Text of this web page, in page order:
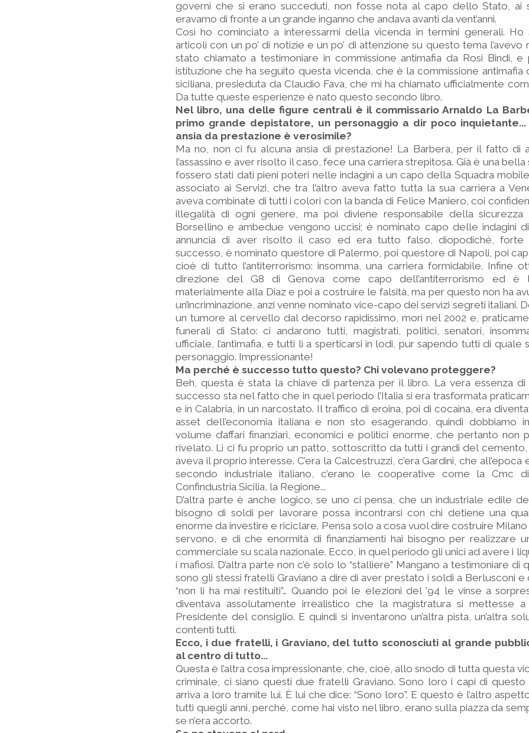
governi che si erano succeduti, non fosse nota al capo dello Stato, ai
eravamo di fronte a un grande inganno che andava avanti da vent’anni.
Così ho cominciato a interessarmi della vicenda in termini generali. Ho
articoli con un po’ di notizie e un po’ di attenzione su questo tema l’avevo
stato chiamato a testimoniare in commissione antimafia da Rosi Bindi, e
istituzione che ha seguito questa vicenda, che è la commissione antimafia
siciliana, presieduta da Claudio Fava, che mi ha chiamato ufficialmente
Da tutte queste esperienze è nato questo secondo libro.
Nel libro, una delle figure centrali è il commissario Arnaldo La
primo grande depistatore, un personaggio a dir poco
ansia da prestazione è verosimile?
Ma no, non ci fu alcuna ansia di prestazione! La Barbera, per il fatto di
l’assassino e aver risolto il caso, fece una carriera strepitosa. Già è una
fossero stati dati pieni poteri nelle indagini a un capo della Squadra
associato ai Servizi, che tra l’altro aveva fatto tutta la sua carriera a
aveva combinate di tutti i colori con la banda di Felice Maniero, coi
illegalità di ogni genere, ma poi diviene responsabile della
Borsellino e ambedue vengono uccisi; è nominato capo delle indagini di
annuncia di aver risolto il caso ed era tutto falso, diopodiché, forte
successo, è nominato questore di Palermo, poi questore di Napoli, poi
cioè di tutto l’antiterrorismo: insomma, una carriera formidabile. Infine
direzione del G8 di Genova come capo dell’antiterrorismo ed è
materialmente alla Diaz e poi a costruire le falsità, ma per questo non ha
un’incriminazione, anzi venne nominato vice-capo dei servizi segreti italiani.
un tumore al cervello dal decorso rapidissimo, morì nel 2002 e,
funerali di Stato: ci andarono tutti, magistrati, politici, senatori,
ufficiale, l’antimafia, e tutti lì a sperticarsi in lodi, pur sapendo tutti di quale
personaggio. Impressionante!
Ma perché è successo tutto questo? Chi volevano proteggere?
Beh, questa è stata la chiave di partenza per il libro. La vera essenza
successo sta nel fatto che in quel periodo l’Italia si era trasformata
e in Calabria, in un narcostato. Il traffico di eroina, poi di cocaina, era
asset dell’economia italiana e non sto esagerando, quindi dobbiamo
volume d’affari finanziari, economici e politici enorme, che pertanto non
rivelato. Lì ci fu proprio un patto, sottoscritto da tutti i grandi del cemento,
aveva il proprio interesse. C’era la Calcestruzzi, c’era Gardini, che all’epoca
secondo industriale italiano, c’erano le cooperative come la Cmc
Confindustria Sicilia, la Regione...
D’altra parte è anche logico, se uno ci pensa, che un industriale edile
bisogno di soldi per lavorare possa incontrarsi con chi detiene una
enorme da investire e riciclare. Pensa solo a cosa vuol dire costruire Milano
servono, e di che enormità di finanziamenti hai bisogno per realizzare
commerciale su scala nazionale. Ecco, in quel periodo gli unici ad avere i
i mafiosi. D’altra parte non c’è solo lo “stalliere” Mangano a testimoniare di
sono gli stessi fratelli Graviano a dire di aver prestato i soldi a Berlusconi e
“non li ha mai restituiti”… Quando poi le elezioni del ’94 le vinse a
diventava assolutamente irrealistico che la magistratura si mettesse
Presidente del consiglio. E quindi si inventarono un’altra pista, un’altra
contenti tutti.
Ecco, i due fratelli, i Graviano, del tutto sconosciuti al grande
al centro di tutto...
Questa è l’altra cosa impressionante, che, cioè, allo snodo di tutta questa
criminale, ci siano questi due fratelli Graviano. Sono loro i capi di questo
arriva a loro tramite lui. È lui che dice: “Sono loro”. E questo è l’altro
tutti quegli anni, perché, come hai visto nel libro, erano sulla piazza da
se n’era accorto.